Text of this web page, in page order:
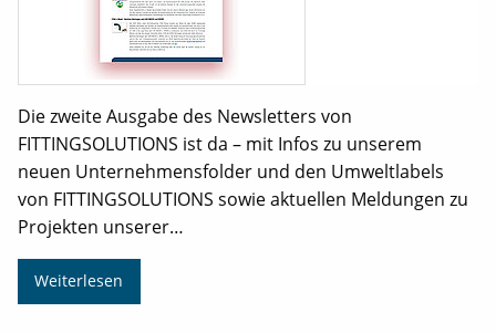
Die zweite Ausgabe des Newsletters von
FITTINGSOLUTIONS ist da – mit Infos zu unserem
neuen Unternehmensfolder und den Umweltlabels
von FITTINGSOLUTIONS sowie aktuellen Meldungen zu
Projekten unserer…
Weiterlesen